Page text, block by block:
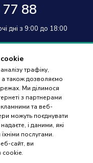
трафіку,
а також дозволяємо
Ми ділимося
з партнерами
та веб-
можуть поєднувати
і даними, які
послугами.
сайт, ви
cookie.
88
дні з 9:00 до 18:00
ПІДБІР
ЗАПЧАСТИН